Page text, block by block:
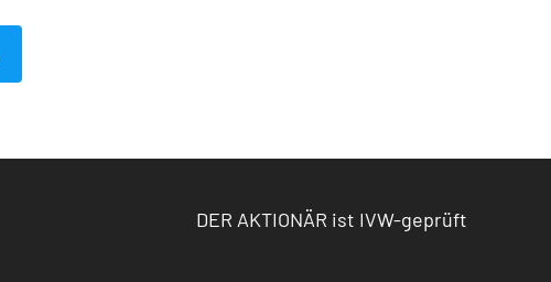
DER AKTIONÄR ist IVW-geprüft